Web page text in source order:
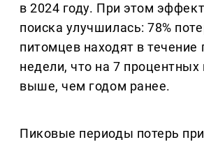
в 2024 году. При этом
поиска улучшилась: 78%
питомцев находят в течение
недели, что на 7 процентных
выше, чем годом ранее.
Пиковые периоды потерь